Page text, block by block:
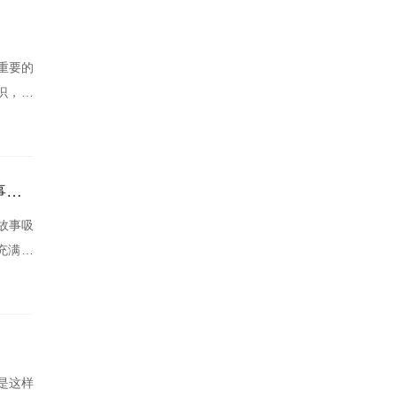
要的
更
城中之城电视剧全集免费观看，畅享精彩剧情与人物故事的完美结合
事吸
悬
这样